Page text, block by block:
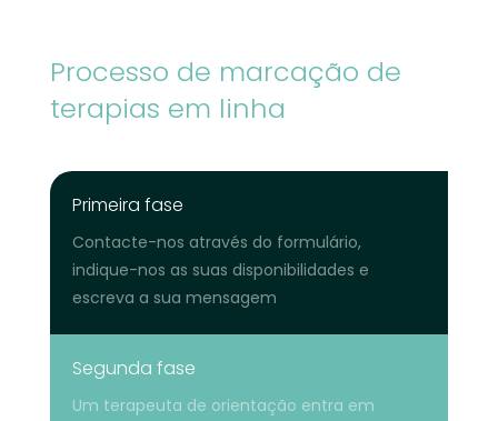
Processo de marcação de
terapias em linha
Primeira fase
Contacte-nos através do formulário,
indique-nos as suas disponibilidades e
escreva a sua mensagem
Segunda fase
Um terapeuta de orientação entra em